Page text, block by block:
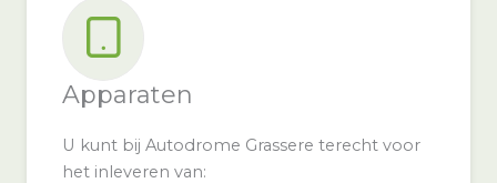
Apparaten
U kunt bij Autodrome Grassere terecht voor
het inleveren van: